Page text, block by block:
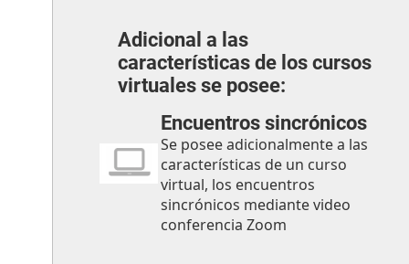
Adicional a las
características de los cursos
virtuales se posee:
Encuentros sincrónicos
Se posee adicionalmente a las
características de un curso
virtual, los encuentros
sincrónicos mediante video
conferencia Zoom